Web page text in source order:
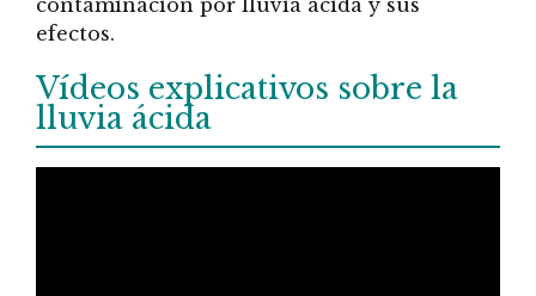
efectos.
Vídeos explicativos sobre la
lluvia ácida